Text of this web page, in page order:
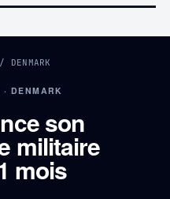
/ DENMARK
DENMARK
son
militaire
mois